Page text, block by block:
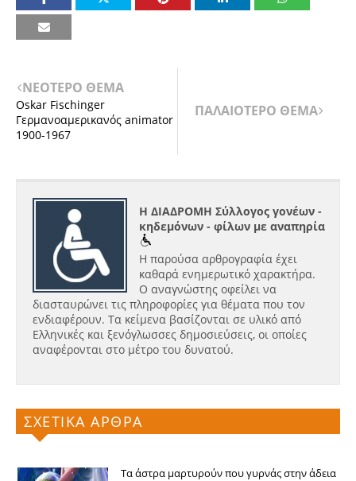
ΝΕΟΤΕΡΟ ΘΕΜΑ
Oskar Fischinger
Γερμανοαμερικανός animator
1900-1967
ΠΑΛΑΙΟΤΕΡΟ ΘΕΜΑ
Η ΔΙΑΔΡΟΜΗ Σύλλογος γονέων -
κηδεμόνων - φίλων με αναπηρία
Η παρούσα αρθρογραφία έχει
καθαρά ενημερωτικό χαρακτήρα.
Ο αναγνώστης οφείλει να
διασταυρώνει τις πληροφορίες για θέματα που τον
ενδιαφέρουν. Τα κείμενα βασίζονται σε υλικό από
Ελληνικές και ξενόγλωσσες δημοσιεύσεις, οι οποίες
αναφέρονται στο μέτρο του δυνατού.
ΣΧΕΤΙΚΑ ΑΡΘΡΑ
Τα άστρα μαρτυρούν που γυρνάς στην άδεια